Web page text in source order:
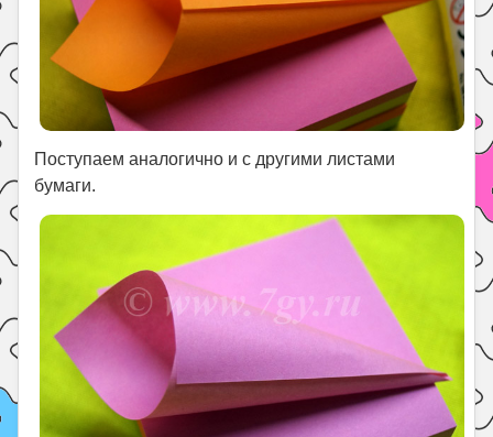
Поступаем аналогично и с другими листами
бумаги.